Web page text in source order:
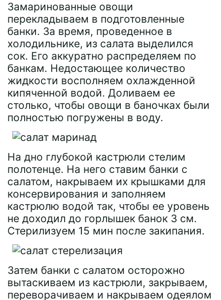
Замаринованные овощи
перекладываем в подготовленные
банки. За время, проведенное в
холодильнике, из салата выделился
сок. Его аккуратно распределяем по
банкам. Недостающее количество
жидкости восполняем охлажденной
кипяченной водой. Доливаем ее
столько, чтобы овощи в баночках были
полностью погружены в воду.
На дно глубокой кастрюли стелим
полотенце. На него ставим банки с
салатом, накрываем их крышками для
консервирования и заполняем
кастрюлю водой так, чтобы ее уровень
не доходил до горлышек банок 3 см.
Стерилизуем 15 мин после закипания.
Затем банки с салатом осторожно
вытаскиваем из кастрюли, закрываем,
переворачиваем и накрываем одеялом